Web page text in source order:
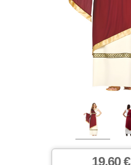
19,60 €